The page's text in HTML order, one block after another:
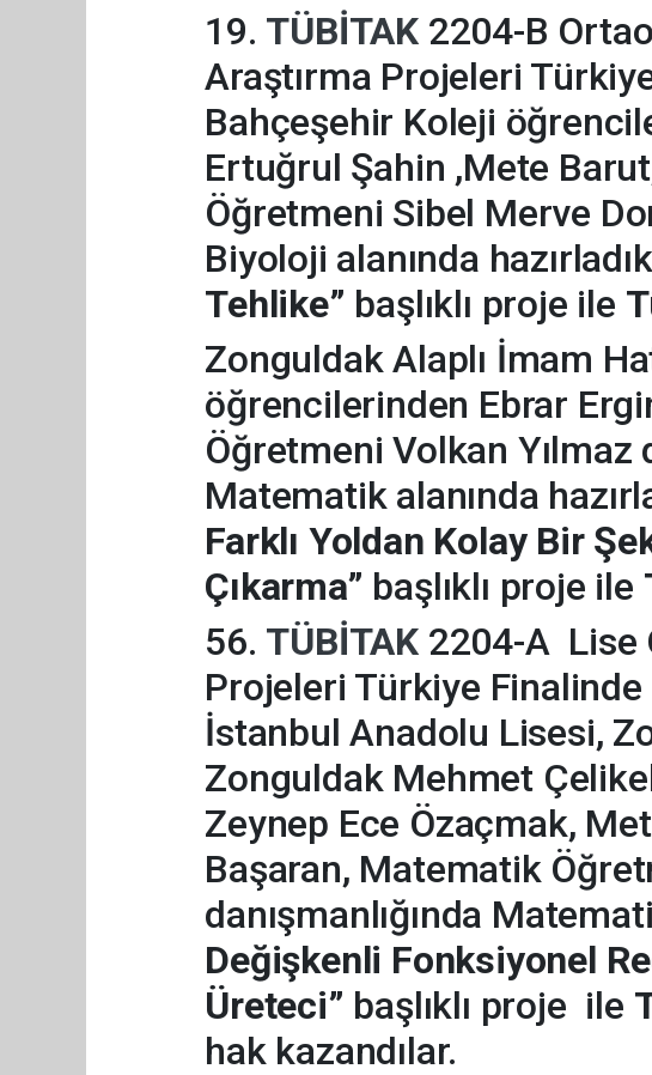
19. TÜBİTAK 2204-B
Araştırma Projeleri
Bahçeşehir Koleji
Ertuğrul Şahin ,Mete
Öğretmeni Sibel Merve
Biyoloji alanında
Tehlike” başlıklı proje ile
Zonguldak Alaplı İmam
öğrencilerinden Ebrar
Öğretmeni Volkan Yılmaz
Matematik alanında
Farklı Yoldan Kolay Bir
Çıkarma” başlıklı proje ile
56. TÜBİTAK 2204-A Lise
Projeleri Türkiye
İstanbul Anadolu Lisesi,
Zonguldak Mehmet
Zeynep Ece Özaçmak,
Başaran, Matematik
danışmanlığında
Değişkenli Fonksiyonel
Üreteci” başlıklı proje ile
hak kazandılar.